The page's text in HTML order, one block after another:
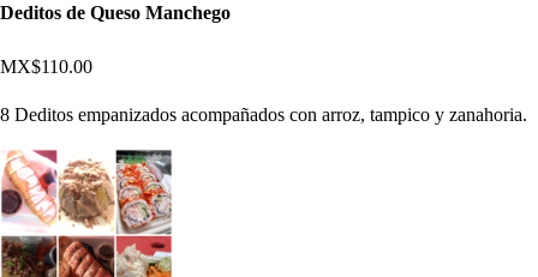
Deditos de Queso Manchego
MX$110.00
8 Deditos empanizados acompañados con arroz, tampico y zanahoria.